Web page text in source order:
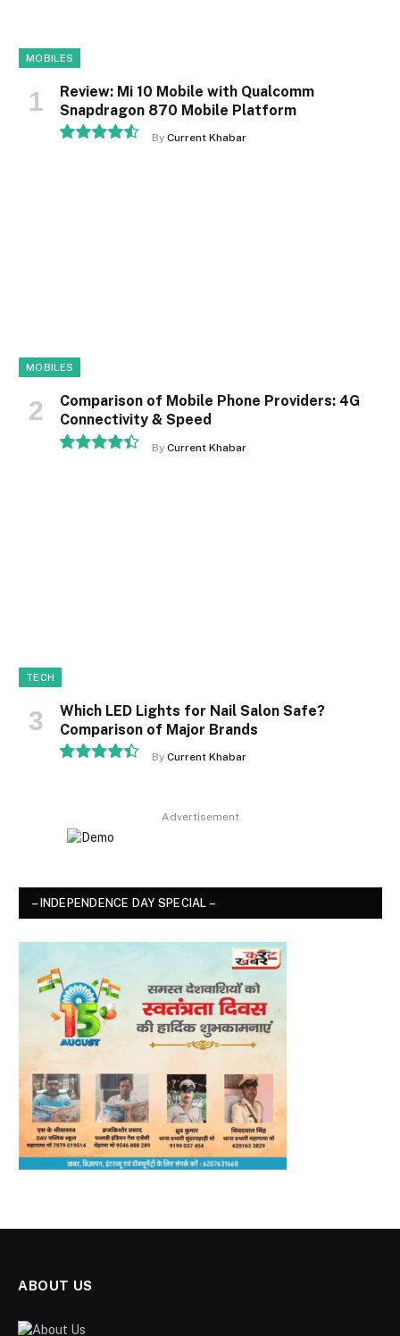
MOBILES
Review: Mi 10 Mobile with Qualcomm
Snapdragon 870 Mobile Platform
By Current Khabar
MOBILES
Comparison of Mobile Phone Providers: 4G
Connectivity & Speed
By Current Khabar
TECH
Which LED Lights for Nail Salon Safe?
Comparison of Major Brands
By Current Khabar
Advertisement
– INDEPENDENCE DAY SPECIAL –
ABOUT US